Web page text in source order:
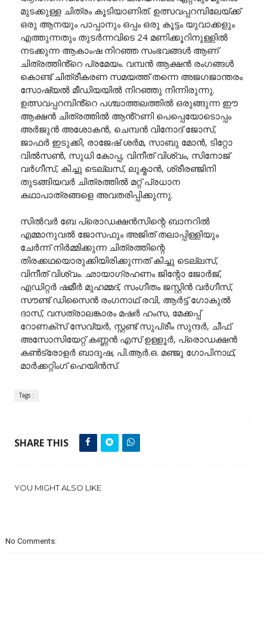
മുടക്കുള്ള ചിത്രം കൂടിയാണിത്. ഉത്സവപ്പറമ്പിലേയ്ക്ക്‌
ഒരു ആനയും പാപ്പാനും ഒപ്പം ഒരു കൂട്ടം യുവാക്കളും
എത്തുന്നതും തുടർന്നവിടെ 24 മണിക്കൂറിനുള്ളിൽ
നടക്കുന്ന ആകാംഷ നിറഞ്ഞ സംഭവങ്ങൾ ആണ്
ചിത്രത്തിൻ്റെ പ്രമേയം. വമ്പൻ ആക്ഷൻ രംഗങ്ങൾ
കൊണ്ട് ചിത്രീകരണ സമയത്ത് തന്നെ അജഗജാന്തരം
സോഷ്യൽ മീഡിയയിൽ നിറഞ്ഞു നിന്നിരുന്നു.
ഉത്സവപ്പറമ്പിൻ്റെ പശ്ചാത്തലത്തിൽ ഒരുങ്ങുന്ന ഈ
ആക്ഷൻ ചിത്രത്തിൽ ആൻ്റണി പെപ്പെയോടൊപ്പം
അർജുൻ അശോകൻ, ചെമ്പൻ വിനോദ് ജോസ്,
ജാഫർ ഇടുക്കി, രാജേഷ് ശർമ, സാബു മോൻ, ടിറ്റോ
വിൽസൺ, സുധി കോപ്പ, വിനീത് വിശ്വം, സിനോജ്
വർഗീസ്, കിച്ചു ടെല്ലസ്, ലുക്മാൻ, ശ്രീരഞ്ജിനി
തുടങ്ങിയവർ ചിത്രത്തിൽ മറ്റ് പ്രധാന
കഥാപാത്രങ്ങളെ അവതരിപ്പിക്കുന്നു.
സിൽവർ ബേ പ്രൊഡക്ഷൻസിന്റെ ബാനറിൽ
എമ്മാനുവൽ ജോസഫും അജിത് തലാപ്പിള്ളിയും
ചേർന്ന് നിർമ്മിക്കുന്ന ചിത്രത്തിന്റെ
തിരക്കഥയൊരുക്കിയിരിക്കുന്നത് കിച്ചു ടെല്ലസ്,
വിനീത് വിശ്വം. ഛായാഗ്രഹണം ജിന്റോ ജോർജ്,
എഡിറ്റർ ഷമീർ മുഹമ്മദ്‌, സംഗീതം ജസ്റ്റിൻ വർഗീസ്,
സൗണ്ട് ഡിസൈൻ രംഗനാഥ് രവി, ആർട്ട്‌ ഗോകുൽ
ദാസ്, വസത്രാലങ്കാരം മഷർ ഹംസ, മേക്കപ്പ്
റോണക്സ് സേവ്യർ, സ്റ്റണ്ട് സുപ്രീം സുന്ദർ, ചീഫ്
അസോസിയേറ്റ് കണ്ണൻ എസ് ഉള്ളൂർ, പ്രൊഡക്ഷൻ
കൺട്രോളർ ബാദുഷ, പി.ആർ.ഒ. മഞ്ജു ഗോപിനാഥ്,
മാർക്കറ്റിംഗ് ഹെയിൻസ്‌.
Tags :
SHARE THIS
YOU MIGHT ALSO LIKE
No Comments: